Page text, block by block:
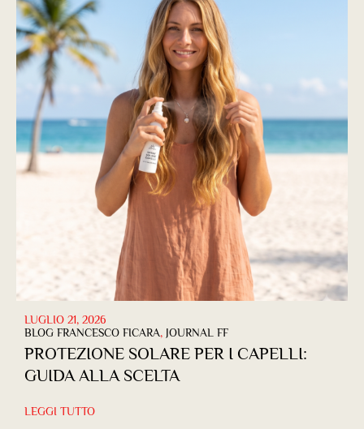
LUGLIO 21, 2026
BLOG FRANCESCO FICARA, JOURNAL FF
PROTEZIONE SOLARE PER I CAPELLI:
GUIDA ALLA SCELTA
LEGGI TUTTO